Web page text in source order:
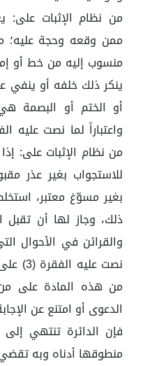
من نظام الإثبات على:
ممن وقعه وحجة عليه؛
منسوب إليه من خط أو
ينكر ذلك خلفه أو ينفي
أو الختم أو البصمة
من نظام الإثبات على:
للاستجواب بغير عذر
بغير مسوّغ معتبر،
ذلك، وجاز لها أن تقبل
والقرائن في الأحوال
من هذه المادة على
الدعوى أو امتنع عن
فإن الدائرة تنتهي
منطوقها أدناه وبه